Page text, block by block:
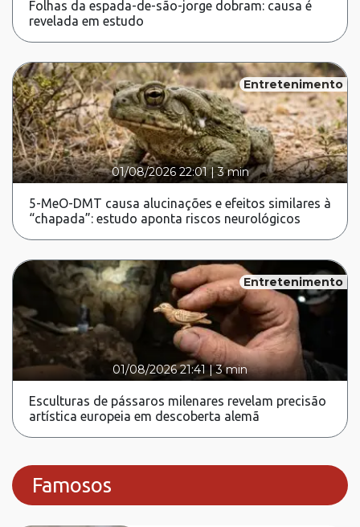
Folhas da espada-de-são-jorge dobram: causa é
revelada em estudo
Entretenimento
01/08/2026 22:01|3 min
5-MeO-DMT causa alucinações e efeitos similares à
“chapada”: estudo aponta riscos neurológicos
Entretenimento
01/08/2026 21:41 |3 min
Esculturas de pássaros milenares revelam precisão
artística europeia em descoberta alemã
Famosos